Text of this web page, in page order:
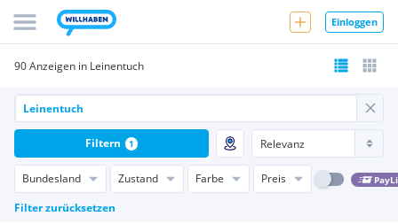
Einloggen
90 Anzeigen in Leinentuch
Bundesland Zustand Farbe Preis
Filter zurücksetzen
Filtern 1